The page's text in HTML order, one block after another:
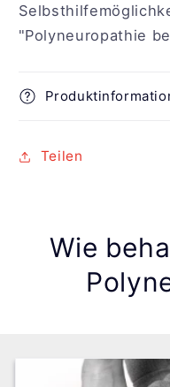
"Polyneuropathie
Teilen
Wie